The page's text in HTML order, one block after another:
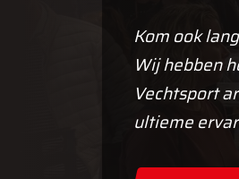
Kom ook
Wij hebben
Vechtsport
ultieme